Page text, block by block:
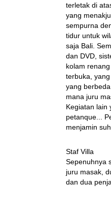
terletak di
yang
sempurna
tidur untuk
saja Bali.
dan DVD,
kolam
terbuka,
yang
mana juru
Kegiatan lain
petanque...
menjamin
Staf Villa
Sepenuhnya
juru masak,
dan dua